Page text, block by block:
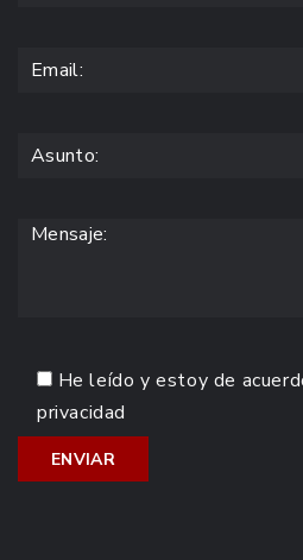
He leído y estoy de
privacidad